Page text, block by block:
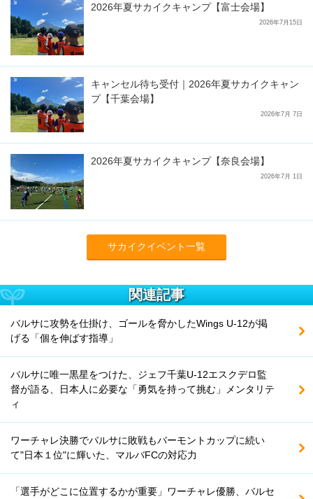
2026年夏サカイクキャンプ【富士会場】
2026年7月15日
キャンセル待ち受付｜2026年夏サカイクキャン
プ【千葉会場】
2026年7月 7日
2026年夏サカイクキャンプ【奈良会場】
2026年7月 1日
サカイクイベント一覧
関連記事
バルサに攻勢を仕掛け、ゴールを脅かしたWings U-12が掲
げる「個を伸ばす指導」
バルサに唯一黒星をつけた、ジェフ千葉U-12エスクデロ監
督が語る、日本人に必要な「勇気を持って挑む」メンタリテ
ィ
ワーチャレ決勝でバルサに敗戦もバーモントカップに続い
て"日本１位"に輝いた、マルバFCの対応力
「選手がどこに位置するかが重要」ワーチャレ優勝、バルセ